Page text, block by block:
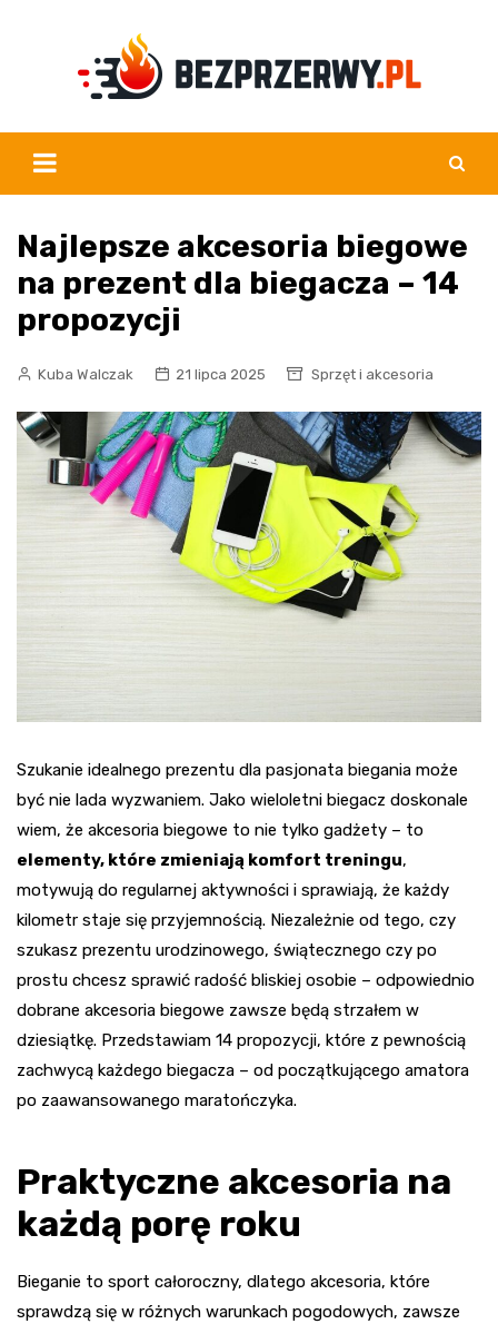
Najlepsze akcesoria biegowe
na prezent dla biegacza – 14
propozycji
Kuba Walczak 21 lipca 2025 Sprzęt i akcesoria
Szukanie idealnego prezentu dla pasjonata biegania może
być nie lada wyzwaniem. Jako wieloletni biegacz doskonale
wiem, że akcesoria biegowe to nie tylko gadżety – to
elementy, które zmieniają komfort treningu,
motywują do regularnej aktywności i sprawiają, że każdy
kilometr staje się przyjemnością. Niezależnie od tego, czy
szukasz prezentu urodzinowego, świątecznego czy po
prostu chcesz sprawić radość bliskiej osobie – odpowiednio
dobrane akcesoria biegowe zawsze będą strzałem w
dziesiątkę. Przedstawiam 14 propozycji, które z pewnością
zachwycą każdego biegacza – od początkującego amatora
po zaawansowanego maratończyka.
Praktyczne akcesoria na
każdą porę roku
Bieganie to sport całoroczny, dlatego akcesoria, które
sprawdzą się w różnych warunkach pogodowych, zawsze